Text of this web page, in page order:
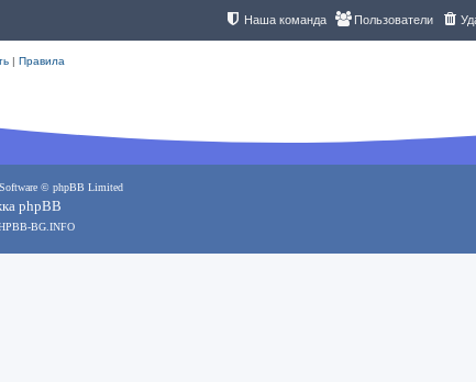
Пользователи
Наша команда
| Правила
© phpBB Limited
phpBB
BG.INFO